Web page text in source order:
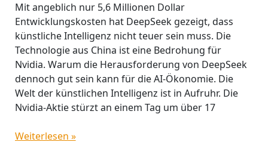
Mit angeblich nur 5,6 Millionen Dollar
Entwicklungskosten hat DeepSeek gezeigt, dass
künstliche Intelligenz nicht teuer sein muss. Die
Technologie aus China ist eine Bedrohung für
Nvidia. Warum die Herausforderung von DeepSeek
dennoch gut sein kann für die AI-Ökonomie. Die
Welt der künstlichen Intelligenz ist in Aufruhr. Die
Nvidia-Aktie stürzt an einem Tag um über 17
Weiterlesen »